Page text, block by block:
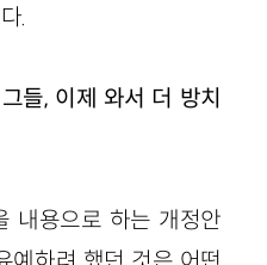
.
들, 이제 와서 더 방치
내용으로 하는 개정안